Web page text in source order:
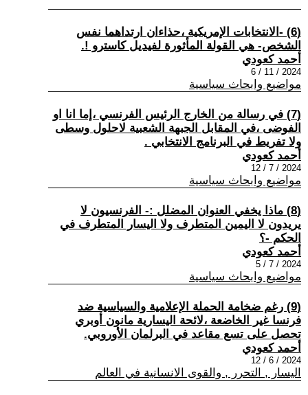
(6) -الانتخابات الإمريكية ،حذاءان ارتداهما نفس
الشخص- هي القولة المأثورة لفيديل كاسترو !.
أحمد كعودي
2024 / 11 / 6
مواضيع وابحاث سياسية
(7) في رسالة من الخارج الرئيس الفرنسي ،إما انا او
الفوضى ،في المقابل الجبهة الشعبية لاحلول وسطى
ولا تفريط في البرنامج الانتخابي .
أحمد كعودي
2024 / 7 / 12
مواضيع وابحاث سياسية
(8) ماذا يخفي العنوان المضلل :- الفرنسيون لا
يريدون لا اليمين المتطرف ولا اليسار المتطرف في
الحكم -؟
أحمد كعودي
2024 / 7 / 5
مواضيع وابحاث سياسية
(9) رغم ضخامة الحملة الإعلامية والسياسية ضد
فرنسا غير الخاضعة ،لائحة اليسارية مانون أوبري
تحصل على تسع مقاعد في البرلمان الأوروبي.
أحمد كعودي
2024 / 6 / 12
اليسار , التحرر , والقوى الانسانية في العالم